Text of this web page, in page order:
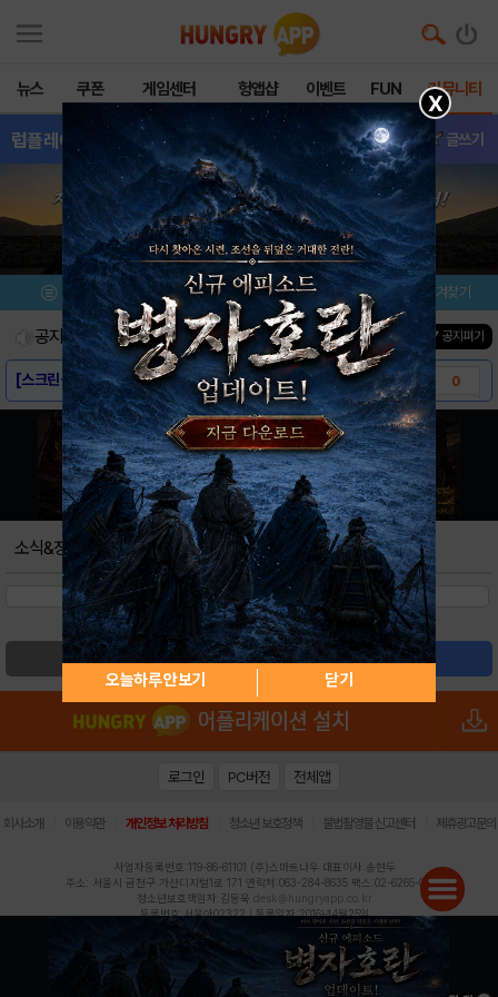
뉴스 쿠폰 게임센터 헝앱샵 이벤트 FUN 커뮤니티
럽플레이스 - 소식&정보 글쓰기
메뉴 이벤트/미션 설치/평가 즐겨찾기
공지사항 진행중인 이벤트0건 ▼ 공지펴기
[스크린샷] - 럽플레이스 0
[게임소개] - 럽플레이스
소식&정보
검색 글쓰기
X
오늘하루 안보기 닫기
로그인 PC버전 전체앱
회사소개 이용약관 개인정보 처리방침 청소년 보호정책 불법촬영물 신고센터 제휴광고문의
사업자등록번호:119-86-61101 (주)스마트나우 대표이사:송현두
주소: 서울시 금천구 가산디지털1로 171 연락처:063-284-8635 팩스:02-6265-0377
청소년보호책임자:김동욱 desk@hungryapp.co.kr
등록번호:서울아02322 | 등록일자:2016년4월25일
발행인:(주)스마트나우 송현두 | 편집인:김동욱
헝그리앱의 콘텐츠 및 기사는 저작권법의 보호를 받으므로, 무단 전재, 복사, 배포 등을 금합니다.
Copyright (c) HungryApp All Rights Reserved.